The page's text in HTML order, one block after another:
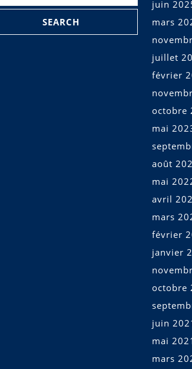
juin
mars
juillet
février
octobre
mai
août
mai
avril
mars
février
janvier
octobre
juin
mai
mars